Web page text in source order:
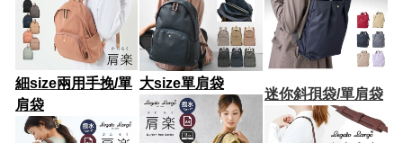
細size兩用手挽/單
肩袋
大size單肩袋
迷你斜孭袋/單肩袋